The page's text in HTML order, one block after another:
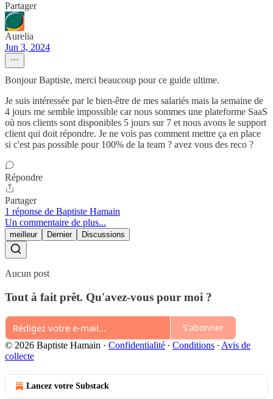
Partager
Aurelia
Jun 3, 2024
Bonjour Baptiste, merci beaucoup pour ce guide ultime.
Je suis intéressée par le bien-être de mes salariés mais la semaine de
4 jours me semble impossible car nous sommes une plateforme SaaS
où nos clients sont disponibles 5 jours sur 7 et nous avons le support
client qui doit répondre. Je ne vois pas comment mettre ça en place
si c'est pas possible pour 100% de la team ? avez vous des reco ?
Répondre
Partager
1 réponse de Baptiste Hamain
Un commentaire de plus...
meilleur Dernier Discussions
Aucun post
Tout à fait prêt. Qu'avez-vous pour moi ?
S'abonner
© 2026 Baptiste Hamain · Confidentialité ∙ Conditions ∙ Avis de
collecte
Lancez votre Substack